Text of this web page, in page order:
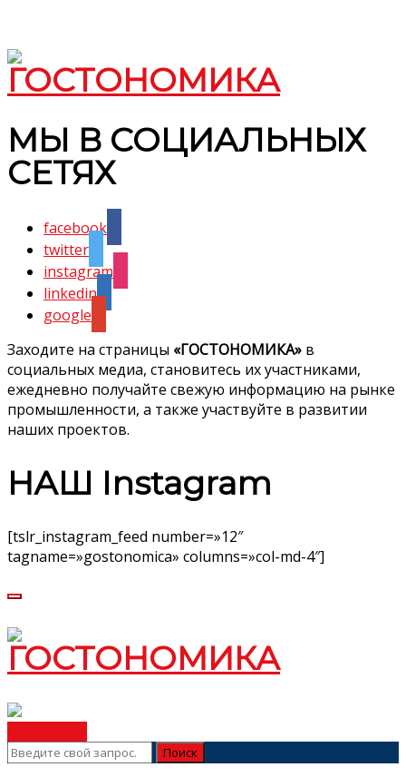
МЫ В СОЦИАЛЬНЫХ
СЕТЯХ
facebook
twitter
instagram
linkedin
google
Заходите на страницы «ГОСТОНОМИКА» в
социальных медиа, становитесь их участниками,
ежедневно получайте свежую информацию на рынке
промышленности, а также участвуйте в развитии
наших проектов.
НАШ Instagram
[tslr_instagram_feed number=»12″
tagname=»gostonomica» columns=»col-md-4″]